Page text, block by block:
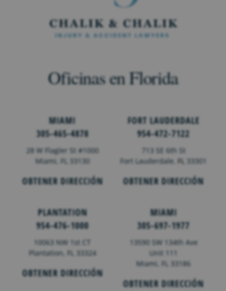
Oficinas en Florida
MIAMI
305-465-4878
28 W Flagler St #1000
Miami, FL 33130
OBTENER DIRECCIÓN
FORT LAUDERDALE
954-472-7122
713 SE 6th St
Fort Lauderdale, FL 33301
OBTENER DIRECCIÓN
PLANTATION
954-476-1000
10063 NW 1st CT
Plantation, FL 33324
OBTENER DIRECCIÓN
MIAMI
305-697-1977
13590 SW 134th Ave
Unit 111
Miami, FL 33186
OBTENER DIRECCIÓN